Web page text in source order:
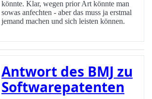
könnte. Klar, wegen prior Art könnte man
sowas anfechten - aber das muss ja erstmal
jemand machen und sich leisten können.
Antwort des BMJ zu
Softwarepatenten